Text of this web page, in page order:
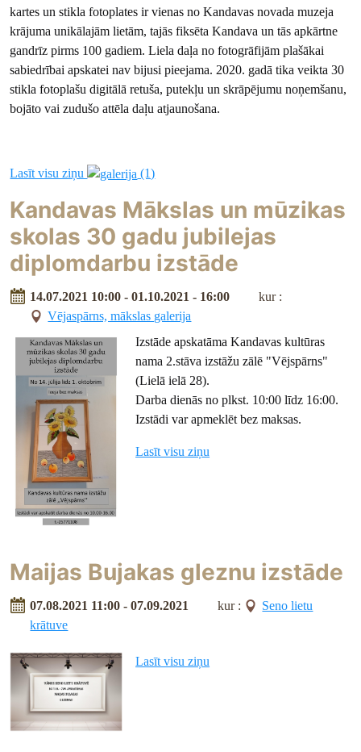
kartes un stikla fotoplates ir vienas no Kandavas novada muzeja
krājuma unikālajām lietām, tajās fiksēta Kandava un tās apkārtne
gandrīz pirms 100 gadiem. Liela daļa no fotogrāfijām plašākai
sabiedrībai apskatei nav bijusi pieejama. 2020. gadā tika veikta 30
stikla fotoplašu digitālā retuša, putekļu un skrāpējumu noņemšanu,
bojāto vai zudušo attēla daļu atjaunošana.
Lasīt visu ziņu (1)
Kandavas Mākslas un mūzikas
skolas 30 gadu jubilejas
diplomdarbu izstāde
14.07.2021 10:00 - 01.10.2021 - 16:00
kur :
Vējaspārns, mākslas galerija
Izstāde apskatāma Kandavas kultūras
nama 2.stāva izstāžu zālē "Vējspārns"
(Lielā ielā 28).
Darba dienās no plkst. 10:00 līdz 16:00.
Izstādi var apmeklēt bez maksas.
Lasīt visu ziņu
Maijas Bujakas gleznu izstāde
07.08.2021 11:00 - 07.09.2021 kur :
Seno lietu
krātuve
Lasīt visu ziņu